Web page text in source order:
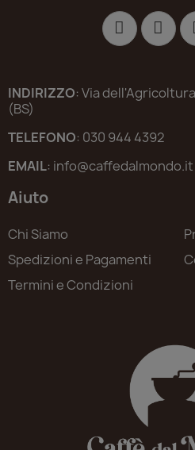
INDIRIZZO: Via
(BS)
TELEFONO: 030 944 4392
EMAIL: info@caffedalmondo.it
Aiuto
Chi Siamo
Spedizioni e Pagamenti
Termini e Condizioni